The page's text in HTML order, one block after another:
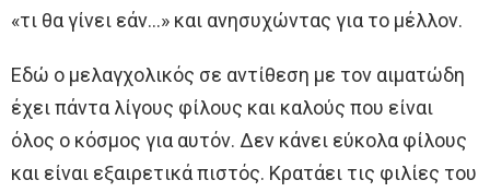
«τι θα γίνει εάν…» και ανησυχώντας για το μέλλον.
Εδώ ο μελαγχολικός σε αντίθεση με τον αιματώδη
έχει πάντα λίγους φίλους και καλούς που είναι
όλος ο κόσμος για αυτόν. Δεν κάνει εύκολα φίλους
και είναι εξαιρετικά πιστός. Κρατάει τις φιλίες του